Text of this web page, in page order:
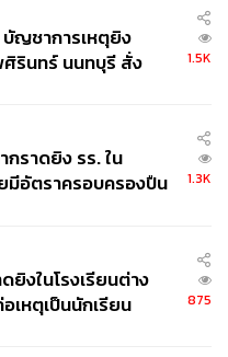
for a better world
องการใช้ชีวิตผ่าน
ะสิ่งแวดล้อมภายใน
ญชาการเหตุยิง
ศิรินทร์ นนทบุรี สั่ง
1.5K
ราดยิง รร. ใน
มีอัตราครอบครองปืน
1.3K
ยิงในโรงเรียนต่าง
เหตุเป็นนักเรียน
875